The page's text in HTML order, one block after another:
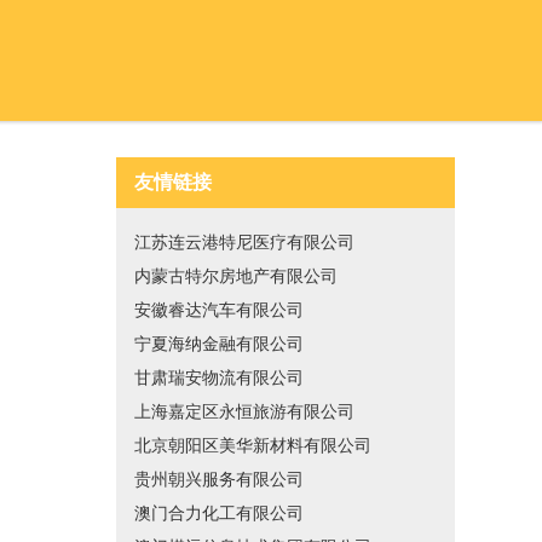
友情链接
江苏连云港特尼医疗有限公司
内蒙古特尔房地产有限公司
安徽睿达汽车有限公司
宁夏海纳金融有限公司
甘肃瑞安物流有限公司
上海嘉定区永恒旅游有限公司
北京朝阳区美华新材料有限公司
贵州朝兴服务有限公司
澳门合力化工有限公司